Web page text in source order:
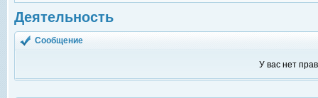
Деятельность
Сообщение
У вас нет